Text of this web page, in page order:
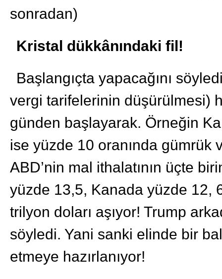
sonradan)
Kristal dükkânındaki fil!
Başlangıçta yapacağını
vergi tarifelerinin düşürülmesi)
günden başlayarak. Örneğin
ise yüzde 10 oranında gümrük
ABD’nin mal ithalatının üçte
yüzde 13,5, Kanada yüzde 12,
trilyon doları aşıyor! Trump
söyledi. Yani sanki elinde bir
etmeye hazırlanıyor!